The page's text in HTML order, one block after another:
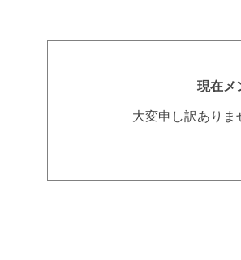
現在メ
大変申し訳あり